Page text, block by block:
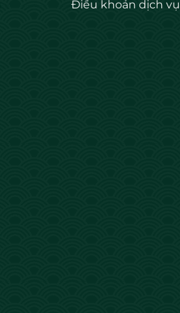
Điều khoản dịch vụ